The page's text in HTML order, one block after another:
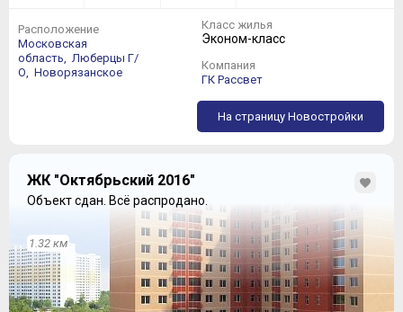
Расположение
Московская
область,
Люберцы Г/
О,
Новорязанское
Класс жилья
Эконом-класс
Компания
ГК Рассвет
На страницу Новостройки
ЖК "Октябрьский 2016"
Объект сдан. Всё распродано.
1.32 км